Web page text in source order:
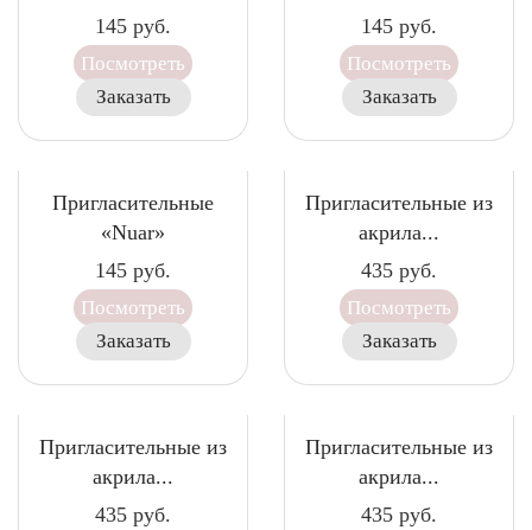
145 руб.
Посмотреть
Заказать
145 руб.
Посмотреть
Заказать
Пригласительные
«Nuar»
145 руб.
Посмотреть
Заказать
Пригласительные из
акрила...
435 руб.
Посмотреть
Заказать
Пригласительные из
акрила...
435 руб.
Пригласительные из
акрила...
435 руб.